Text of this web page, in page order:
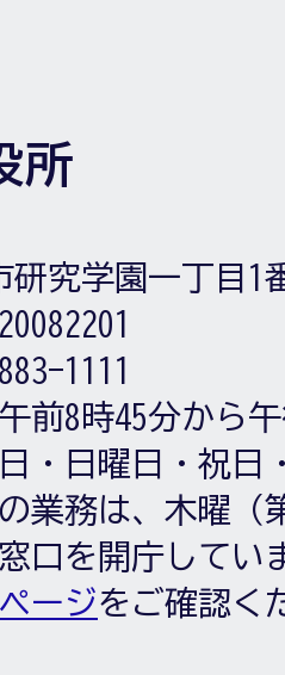
所
研究学園一丁目1
1111
前8時45分から
・日曜日・祝日
業務は、木曜（
口を開庁してい
ージをご確認く